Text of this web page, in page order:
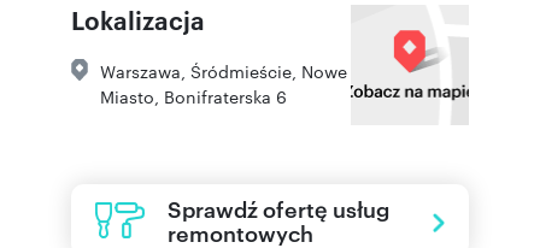
Lokalizacja
Warszawa Śródmieście Nowe
Miasto Bonifraterska 6
Sprawdź ofertę usług
remontowych